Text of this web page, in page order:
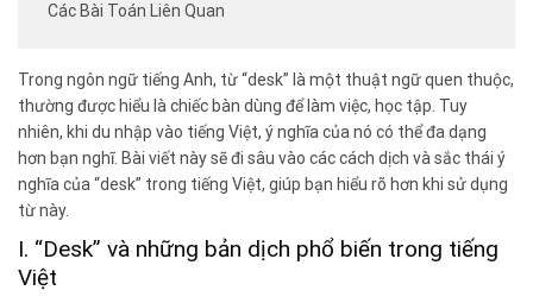
Các Bài Toán Liên Quan
Trong ngôn ngữ tiếng Anh, từ “desk” là một thuật ngữ quen thuộc,
thường được hiểu là chiếc bàn dùng để làm việc, học tập. Tuy
nhiên, khi du nhập vào tiếng Việt, ý nghĩa của nó có thể đa dạng
hơn bạn nghĩ. Bài viết này sẽ đi sâu vào các cách dịch và sắc thái ý
nghĩa của “desk” trong tiếng Việt, giúp bạn hiểu rõ hơn khi sử dụng
từ này.
I. “Desk” và những bản dịch phổ biến trong tiếng
Việt